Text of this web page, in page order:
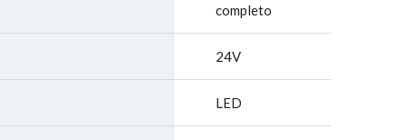
completo
24V
LED